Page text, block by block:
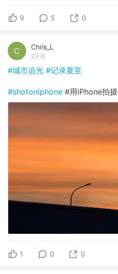
9 5 0
Chris_L
2月前
#城市追光 #记录夏至
#shotoniphone #用iPhone拍摄
1 0 0